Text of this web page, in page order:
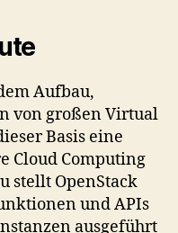
Aufbau,
von großen Virtual
Basis eine
Cloud Computing
stellt OpenStack
und APIs
ausgeführt